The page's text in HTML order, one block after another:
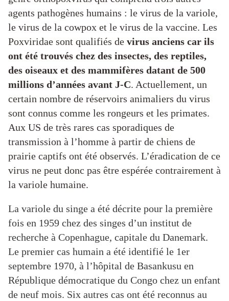
agents pathogènes humains : le virus de la variole,
le virus de la cowpox et le virus de la vaccine. Les
Poxviridae sont qualifiés de virus anciens car ils
ont été trouvés chez des insectes, des reptiles,
des oiseaux et des mammifères datant de 500
millions d’années avant J-C. Actuellement, un
certain nombre de réservoirs animaliers du virus
sont connus comme les rongeurs et les primates.
Aux US de très rares cas sporadiques de
transmission à l’homme à partir de chiens de
prairie captifs ont été observés. L’éradication de ce
virus ne peut donc pas être espérée contrairement à
la variole humaine.
La variole du singe a été décrite pour la première
fois en 1959 chez des singes d’un institut de
recherche à Copenhague, capitale du Danemark.
Le premier cas humain a été identifié le 1er
septembre 1970, à l’hôpital de Basankusu en
République démocratique du Congo chez un enfant
de neuf mois. Six autres cas ont été reconnus au